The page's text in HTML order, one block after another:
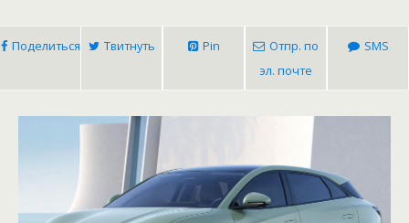
Поделиться Твитнуть Pin
Отпр. по
эл. почте
SMS